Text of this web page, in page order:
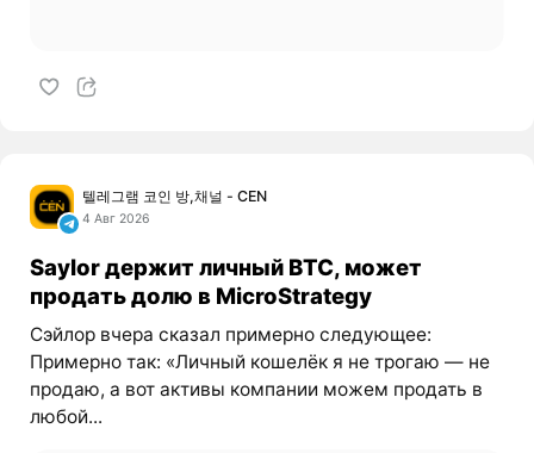
텔레그램 코인 방,채널 - CEN
4 Авг 2026
Saylor держит личный BTC, может
продать долю в MicroStrategy
Сэйлор вчера сказал примерно следующее:
Примерно так: «Личный кошелёк я не трогаю — не
продаю, а вот активы компании можем продать в
любой...